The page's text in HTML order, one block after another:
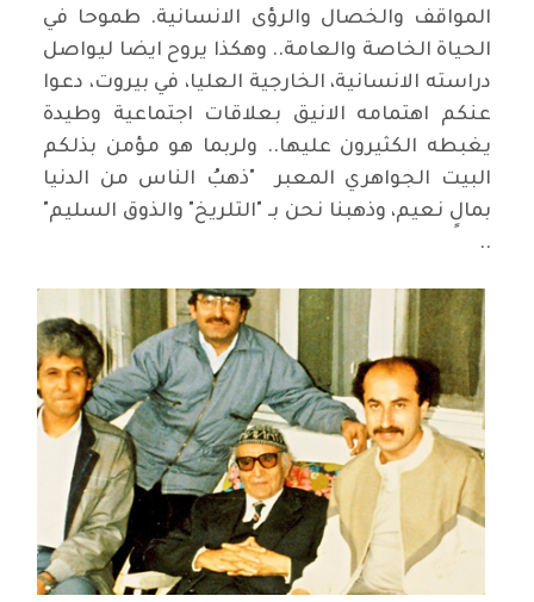
المواقف والخصال والرؤى الانسانية. طموحا في
الحياة الخاصة والعامة.. وهكذا يروح ايضا ليواصل
دراسته الانسانية، الخارجية العليا، في بيروت، دعوا
عنكم اهتمامه الانيق بعلاقات اجتماعية وطيدة
يغبطه الكثيرون عليها.. ولربما هو مؤمن بذلكم
البيت الجواهري المعبر "ذهبُ الناس من الدنيا
بمالٍ نعيم، وذهبنا نحن بـ "التلريخ" والذوق السليم"
..